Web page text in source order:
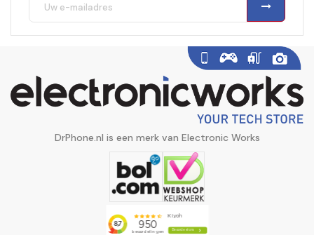
DrPhone.nl is een merk van Electronic Works